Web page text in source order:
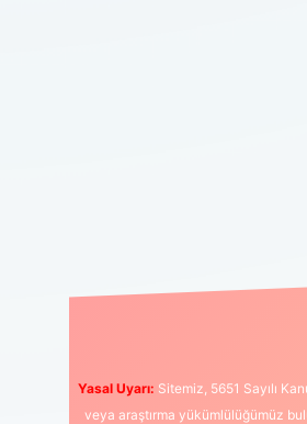
Yasal Uyarı: Sitemiz, 5651 Sayılı
veya araştırma yükümlülüğümüz